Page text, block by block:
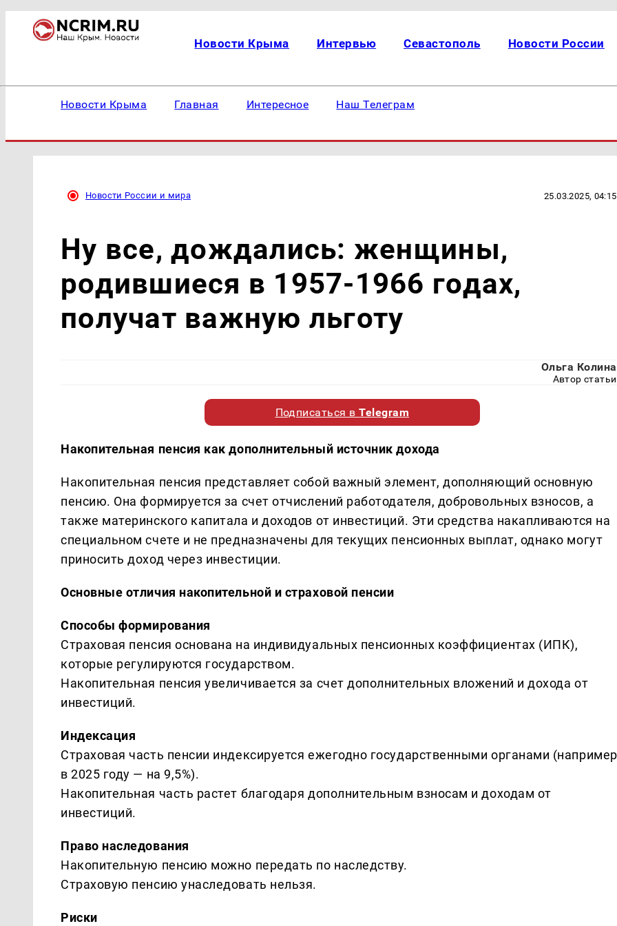
Новости Крыма Интервью Севастополь Новости России
Новости Крыма Главная Интересное Наш Телеграм
Новости России и мира 25.03.2025, 04:15
Ну все, дождались: женщины,
родившиеся в 1957-1966 годах,
получат важную льготу
Ольга Колина
Автор статьи
Подписаться вTelegram
Накопительная пенсия как дополнительный источник дохода
Накопительная пенсия представляет собой важный элемент, дополняющий основную
пенсию. Она формируется за счет отчислений работодателя, добровольных взносов, а
также материнского капитала и доходов от инвестиций. Эти средства накапливаются на
специальном счете и не предназначены для текущих пенсионных выплат, однако могут
приносить доход через инвестиции.
Основные отличия накопительной и страховой пенсии
Способы формирования
Страховая пенсия основана на индивидуальных пенсионных коэффициентах (ИПК),
которые регулируются государством.
Накопительная пенсия увеличивается за счет дополнительных вложений и дохода от
инвестиций.
Индексация
Страховая часть пенсии индексируется ежегодно государственными органами
в 2025 году — на 9,5%).
Накопительная часть растет благодаря дополнительным взносам и доходам от
инвестиций.
Право наследования
Накопительную пенсию можно передать по наследству.
Страховую пенсию унаследовать нельзя.
Риски